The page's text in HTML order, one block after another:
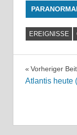
EREIGNISSE
Vorheriger
Atlantis heute